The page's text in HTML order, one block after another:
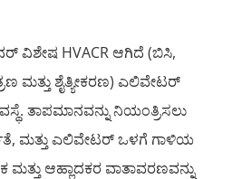
ವಿಶೇಷ HVACR ಆಗಿದೆ (ಬಿಸಿ,
ಮತ್ತು ಶೈತ್ಯೀಕರಣ) ಎಲಿವೇಟರ್
ತಾಪಮಾನವನ್ನು ನಿಯಂತ್ರಿಸಲು
ಮತ್ತು ಎಲಿವೇಟರ್ ಒಳಗೆ ಗಾಳಿಯ
ಆಹ್ಲಾದಕರ ವಾತಾವರಣವನ್ನು